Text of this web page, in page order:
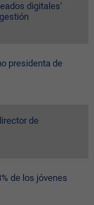
digitales'
presidenta de
de
de los jóvenes